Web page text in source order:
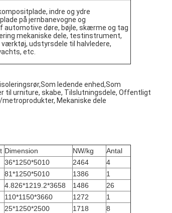
indre og ydre
på jernbanevogne og
automotive døre, bøjle, skærme og tag
mekaniske dele, testinstrument,
udstyrsdele til halvledere,
etc.
ledende enhed,Som
til urniture, skabe, Tilslutningsdele, Offentligt
Mekaniske dele
Dimension NW/kg
Antal
36*1250*5010 2464
4
81*1250*5010 1386
1
4.826*1219.2*3658 1486
26
110*1150*3660 1272
1
25*1250*2500 1718
8